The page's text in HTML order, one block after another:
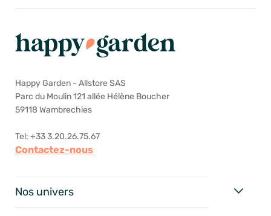
Happy Garden - Allstore SAS
Parc du Moulin 121 allée Hélène Boucher
59118 Wambrechies
Tel: +33 3.20.26.75.67
Contactez-nous
Nos univers